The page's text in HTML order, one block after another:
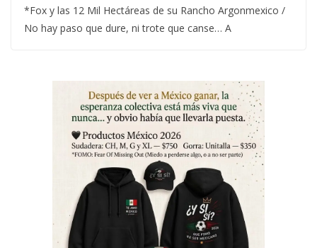
*Fox y las 12 Mil Hectáreas de su Rancho Argonmexico /
No hay paso que dure, ni trote que canse… A